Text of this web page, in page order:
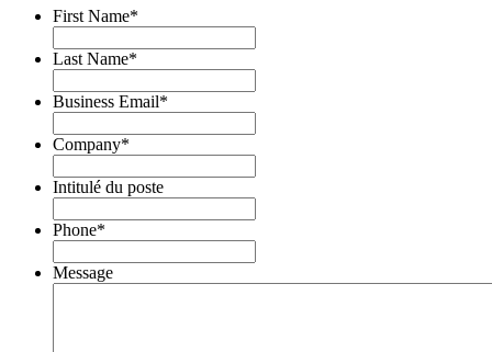
First Name*
Last Name*
Business Email*
Company*
Intitulé du poste
Phone*
Message